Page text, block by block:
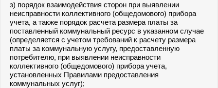
з) порядок взаимодействия сторон при выявлении
неисправности коллективного (общедомового) прибора
учета, а также порядок расчета размера платы за
поставленный коммунальный ресурс в указанном случае
(определяется с учетом требований к расчету размера
платы за коммунальную услугу, предоставленную
потребителю, при выявлении неисправности
коллективного (общедомового) прибора учета,
установленных Правилами предоставления
коммунальных услуг);